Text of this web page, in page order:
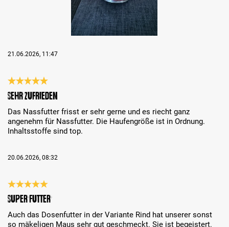
21.06.2026, 11:47
Review with rating of 5 out of 5 stars
Sehr zufrieden
Das Nassfutter frisst er sehr gerne und es riecht ganz
angenehm für Nassfutter. Die Haufengröße ist in Ordnung.
Inhaltsstoffe sind top.
20.06.2026, 08:32
Review with rating of 5 out of 5 stars
Super Futter
Auch das Dosenfutter in der Variante Rind hat unserer sonst
so mäkeligen Maus sehr gut geschmeckt. Sie ist begeistert.